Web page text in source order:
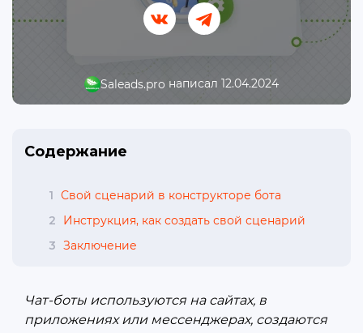
Saleads.pro написал 12.04.2024
Содержание
1 Свой сценарий в конструкторе бота
2
Инструкция, как создать свой сценарий
3 Заключение
Чат-боты используются на сайтах, в
приложениях или мессенджерах, создаются